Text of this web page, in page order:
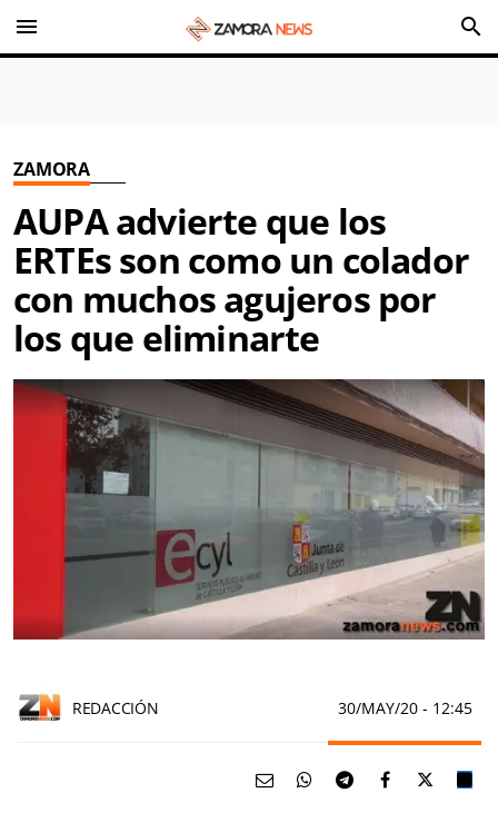
menu search
ZAMORA
AUPA advierte que los
ERTEs son como un colador
con muchos agujeros por
los que eliminarte
REDACCIÓN 30/MAY/20 - 12:45